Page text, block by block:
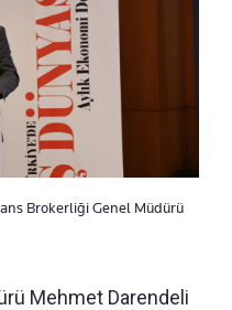
Brokerliği Genel Müdürü
Mehmet Darendeli